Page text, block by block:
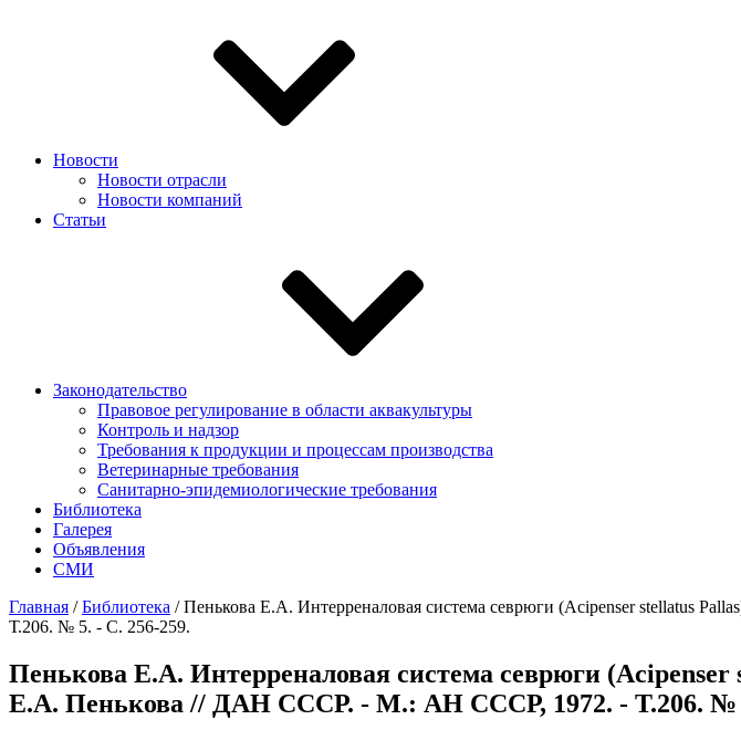
Новости
Новости отрасли
Новости компаний
Статьи
Законодательство
Правовое регулирование в области аквакультуры
Контроль и надзор
Требования к продукции и процессам производства
Ветеринарные требования
Санитарно-эпидемиологические требования
Библиотека
Галерея
Объявления
СМИ
Главная /Библиотека /Пенькова Е.А. Интерреналовая система севрюги (Acipenser stellatus
Т.206. № 5. - С. 256-259.
Пенькова Е.А. Интерреналовая система севрюги
Е.А. Пенькова // ДАН СССР. - М.: АН СССР, 1972. - Т.206. №